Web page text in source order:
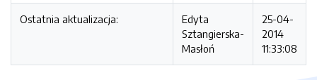
Ostatnia aktualizacja:
Edyta
Sztangierska-
Masłoń
25-04-
2014
11:33:08